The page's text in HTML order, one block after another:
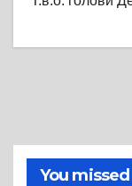
You missed